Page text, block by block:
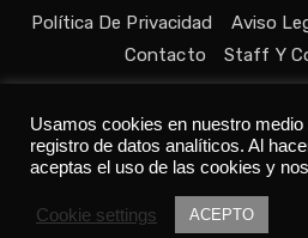
Política De Privacidad Aviso
Contacto
Staff Y
Todos los derechos reservados ©
Asturias.
Usamos cookies en nuestro medio
registro de datos analíticos. Al
aceptas el uso de las cookies y
Cookie settings ACEPTO